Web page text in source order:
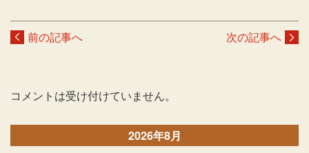
前の記事へ 次の記事へ
コメントは受け付けていません。
2026年8月